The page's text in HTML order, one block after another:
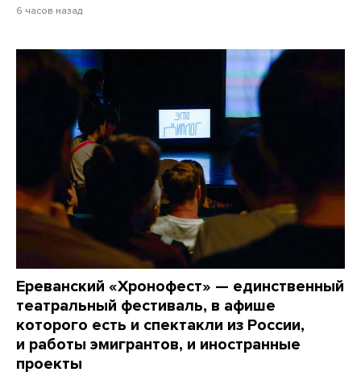
6 часов назад
Ереванский «Хронофест» — единственный
театральный фестиваль, в афише
которого есть и спектакли из России,
и работы эмигрантов, и иностранные
проекты